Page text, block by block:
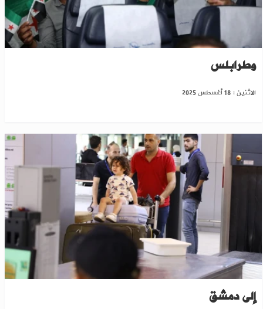
انطلاق أولى رحلات "السورية للطيران" بين دمشق
وطرابلس
الاثنين : 18 أغسطس 2025
الطيران السورية تعلن عن رحلات عارضة من ليبيا
إلى دمشق